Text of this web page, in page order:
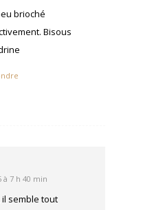
brioché
Bisous
à 7 h 40 min
semble tout